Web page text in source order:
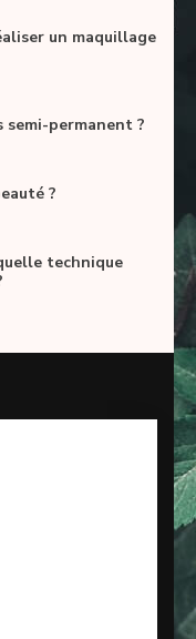
un maquillage
semi-permanent ?
?
technique